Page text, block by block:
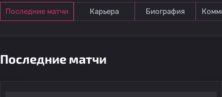
Последние матчи Карьера Биография
Последние матчи